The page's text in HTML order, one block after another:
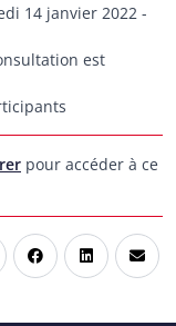
14 janvier 2022 -
est
pour accéder à ce